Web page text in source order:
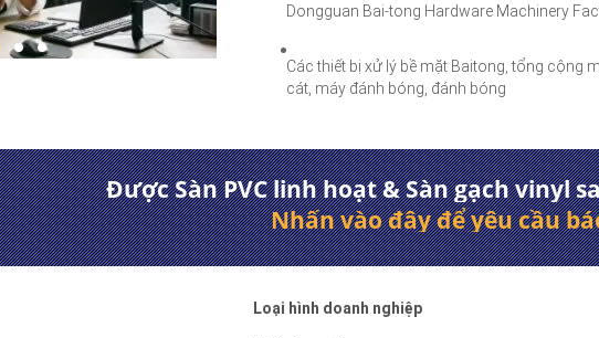
Dongguan Bai-tong Hardware Machinery
Các thiết bị xử lý bề mặt Baitong, tổng cộng
cát, máy đánh bóng, đánh bóng
Được Sàn PVC linh hoạt & Sàn gạch vinyl
Nhấn vào đây để yêu cầu
Loại hình doanh nghiệp